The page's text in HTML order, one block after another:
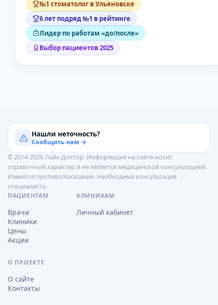
№1 стоматолог в Ульяновске
6 лет подряд №1 в рейтинге
Лидер по работам «до/после»
Выбор пациентов 2025
Нашли неточность?
Сообщить нам →
© 2014-2026 Лайк.Доктор. Информация на сайте носит
справочный характер и не является медицинской консультацией.
Имеются противопоказания. Необходима консультация
специалиста.
ПАЦИЕНТАМ
Врачи
Клиники
Цены
Акции
КЛИНИКАМ
Личный кабинет
О ПРОЕКТЕ
О сайте
Контакты